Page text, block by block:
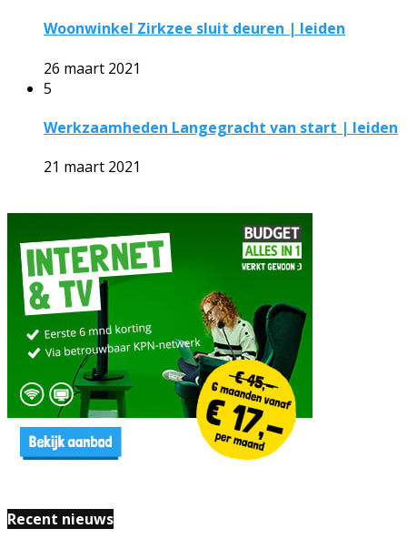
Woonwinkel Zirkzee sluit deuren | leiden
26 maart 2021
5
Werkzaamheden Langegracht van start | leiden
21 maart 2021
Recent nieuws